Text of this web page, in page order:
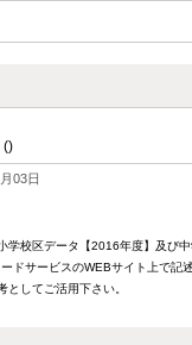
()
03日
学校区データ【2016年度】及び
ドサービスのWEBサイト上で記
してご活用下さい。